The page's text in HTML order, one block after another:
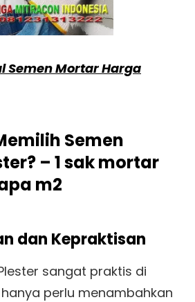
Semen Mortar Harga
Semen
– 1 sak mortar
m2
dan Kepraktisan
sangat praktis di
perlu menambahkan